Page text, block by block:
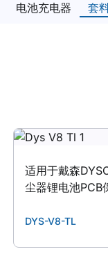
电池充电器 套
适用于戴森
尘器锂电池PCB
DYS-V8-TL